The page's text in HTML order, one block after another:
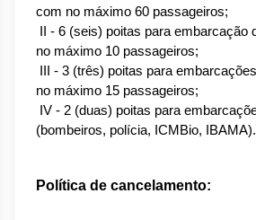
com no máximo 60 passageiros;
no máximo 10 passageiros;
no máximo 15 passageiros;
(bombeiros, polícia, ICMBio, IBAMA).
Política de cancelamento: